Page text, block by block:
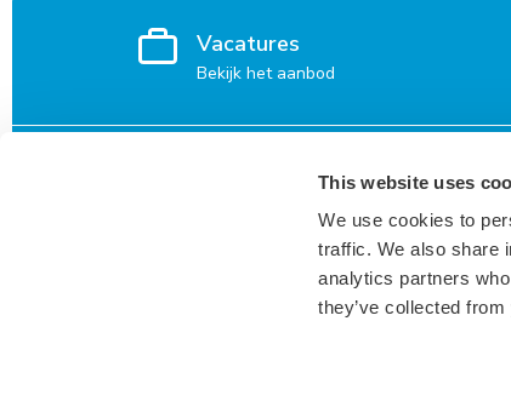
This website uses
We use cookies to
traffic. We also share
analytics partners
they’ve collected
Vacatures
Bekijk het aanbod
Inspiratie voor kandidaten
Den
Breda